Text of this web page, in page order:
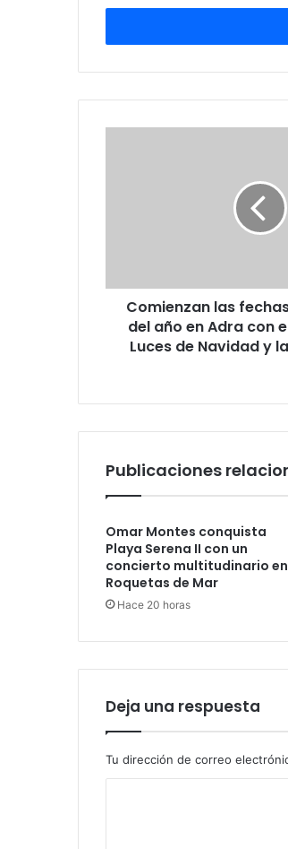
correo
Comienzan las
del año en Adra con
Luces de Navidad y
Publicaciones
Omar Montes conquista
Playa Serena II con un
concierto multitudinario en
Roquetas de Mar
Hace 20 horas
Deja una respuesta
Tu dirección de correo